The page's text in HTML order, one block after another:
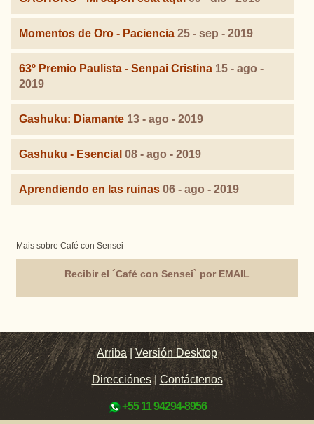
Momentos de Oro - Paciencia 25 - sep - 2019
63º Premio Paulista - Senpai Cristina 15 - ago -
2019
Gashuku: Diamante 13 - ago - 2019
Gashuku - Esencial 08 - ago - 2019
Aprendiendo en las ruinas 06 - ago - 2019
Mais sobre Café con Sensei
Recibir el ´Café con Sensei` por EMAIL
Arriba |Versión Desktop
Direcciónes| Contáctenos
+55 11 94294-8956